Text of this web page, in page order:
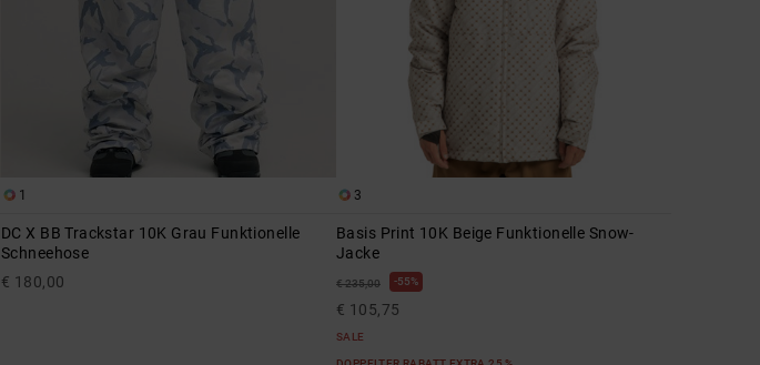
1
DC X BB Trackstar 10K Grau Funktionelle
Schneehose
€ 180,00
3
Basis Print 10K Beige Funktionelle Snow-
Jacke
€ 235,00 55%
€ 105,75
SALE